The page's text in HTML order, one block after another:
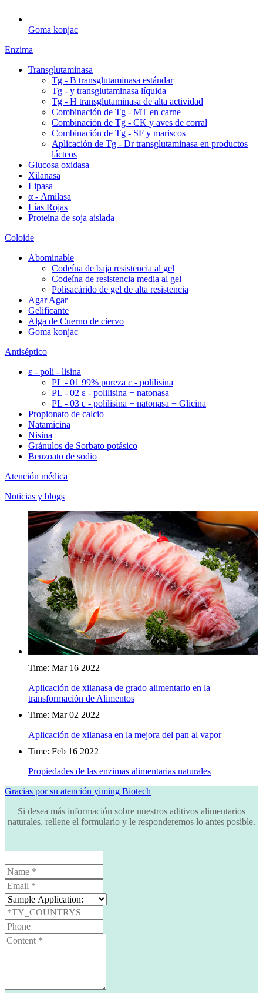
Goma konjac
Enzima
Transglutaminasa
Tg - B transglutaminasa estándar
Tg - y transglutaminasa líquida
Tg - H transglutaminasa de alta actividad
Combinación de Tg - MT en carne
Combinación de Tg - CK y aves de corral
Combinación de Tg - SF y mariscos
Aplicación de Tg - Dr transglutaminasa en productos
lácteos
Glucosa oxidasa
Xilanasa
Lipasa
α - Amilasa
Lías Rojas
Proteína de soja aislada
Coloide
Abominable
Codeína de baja resistencia al gel
Codeína de resistencia media al gel
Polisacárido de gel de alta resistencia
Agar Agar
Gelificante
Alga de Cuerno de ciervo
Goma konjac
Antiséptico
ε - poli - lisina
PL - 01 99% pureza ε - polilisina
PL - 02 ε - polilisina + natonasa
PL - 03 ε - polilisina + natonasa + Glicina
Propionato de calcio
Natamicina
Nisina
Gránulos de Sorbato potásico
Benzoato de sodio
Atención médica
Noticias y blogs
Time: Mar 16 2022
Aplicación de xilanasa de grado alimentario en la
transformación de Alimentos
Time: Mar 02 2022
Aplicación de xilanasa en la mejora del pan al vapor
Time: Feb 16 2022
Propiedades de las enzimas alimentarias naturales
Gracias por su atención yiming Biotech
Si desea más información sobre nuestros aditivos alimentarios
naturales, rellene el formulario y le responderemos lo antes posible.